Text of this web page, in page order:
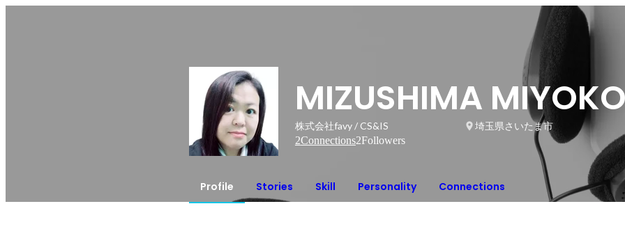
MIZUSHIMA MIYOKO
株式会社favy / CS&IS
埼玉県さいたま市
2Connections2Followers
Profile Stories Skill Personality Connections